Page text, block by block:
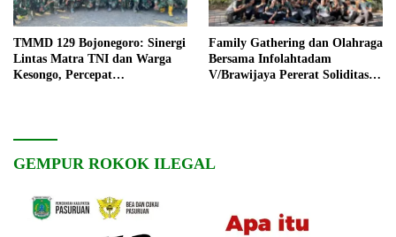
TMMD 129 Bojonegoro: Sinergi
Lintas Matra TNI dan Warga
Kesongo, Percepat
Family Gathering dan Olahraga
Bersama Infolahtadam
V/Brawijaya Pererat Soliditas
GEMPUR ROKOK ILEGAL